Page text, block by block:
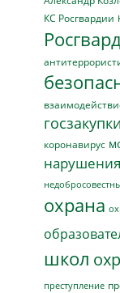
КС Росгвардии
госзакупки
коронавирус
охрана
школ
преступление